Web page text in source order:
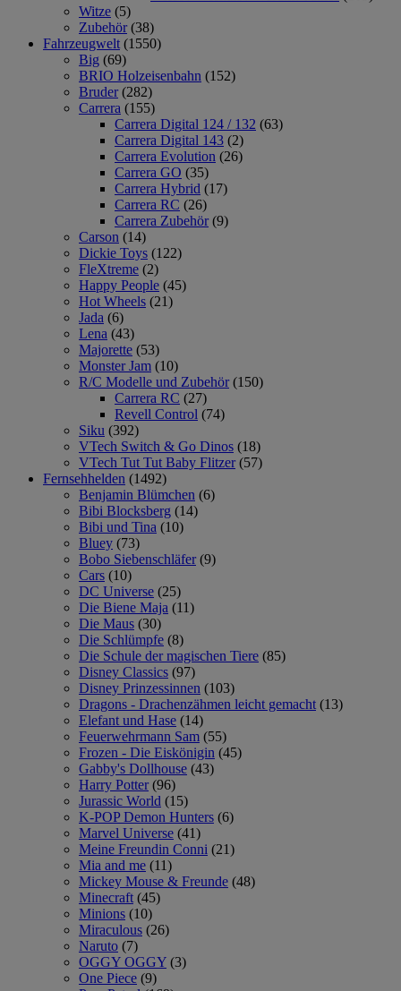
Witze (5)
Zubehör (38)
Fahrzeugwelt (1550)
Big (69)
BRIO Holzeisenbahn (152)
Bruder (282)
Carrera (155)
Carrera Digital 124 / 132 (63)
Carrera Digital 143 (2)
Carrera Evolution (26)
Carrera GO (35)
Carrera Hybrid (17)
Carrera RC (26)
Carrera Zubehör (9)
Carson (14)
Dickie Toys (122)
FleXtreme (2)
Happy People (45)
Hot Wheels (21)
Jada (6)
Lena (43)
Majorette (53)
Monster Jam (10)
R/C Modelle und Zubehör (150)
Carrera RC (27)
Revell Control (74)
Siku (392)
VTech Switch & Go Dinos (18)
VTech Tut Tut Baby Flitzer (57)
Fernsehhelden (1492)
Benjamin Blümchen (6)
Bibi Blocksberg (14)
Bibi und Tina (10)
Bluey (73)
Bobo Siebenschläfer (9)
Cars (10)
DC Universe (25)
Die Biene Maja (11)
Die Maus (30)
Die Schlümpfe (8)
Die Schule der magischen Tiere (85)
Disney Classics (97)
Disney Prinzessinnen (103)
Dragons - Drachenzähmen leicht gemacht (13)
Elefant und Hase (14)
Feuerwehrmann Sam (55)
Frozen - Die Eiskönigin (45)
Gabby's Dollhouse (43)
Harry Potter (96)
Jurassic World (15)
K-POP Demon Hunters (6)
Marvel Universe (41)
Meine Freundin Conni (21)
Mia and me (11)
Mickey Mouse & Freunde (48)
Minecraft (45)
Minions (10)
Miraculous (26)
Naruto (7)
OGGY OGGY (3)
One Piece (9)